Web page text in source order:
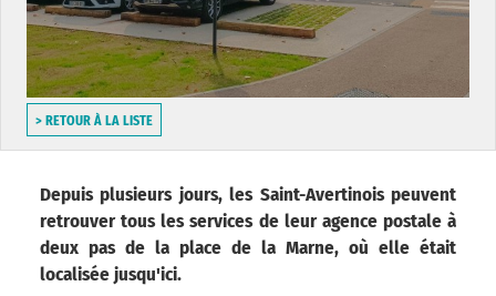
> RETOUR À LA LISTE
Depuis plusieurs jours, les Saint-Avertinois peuvent
retrouver tous les services de leur agence postale à
deux pas de la place de la Marne, où elle était
localisée jusqu'ici.